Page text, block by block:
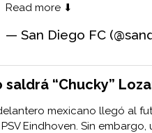
Read more ⬇
— San Diego FC
saldrá “Chucky”
mexicano llegó al
Eindhoven. Sin